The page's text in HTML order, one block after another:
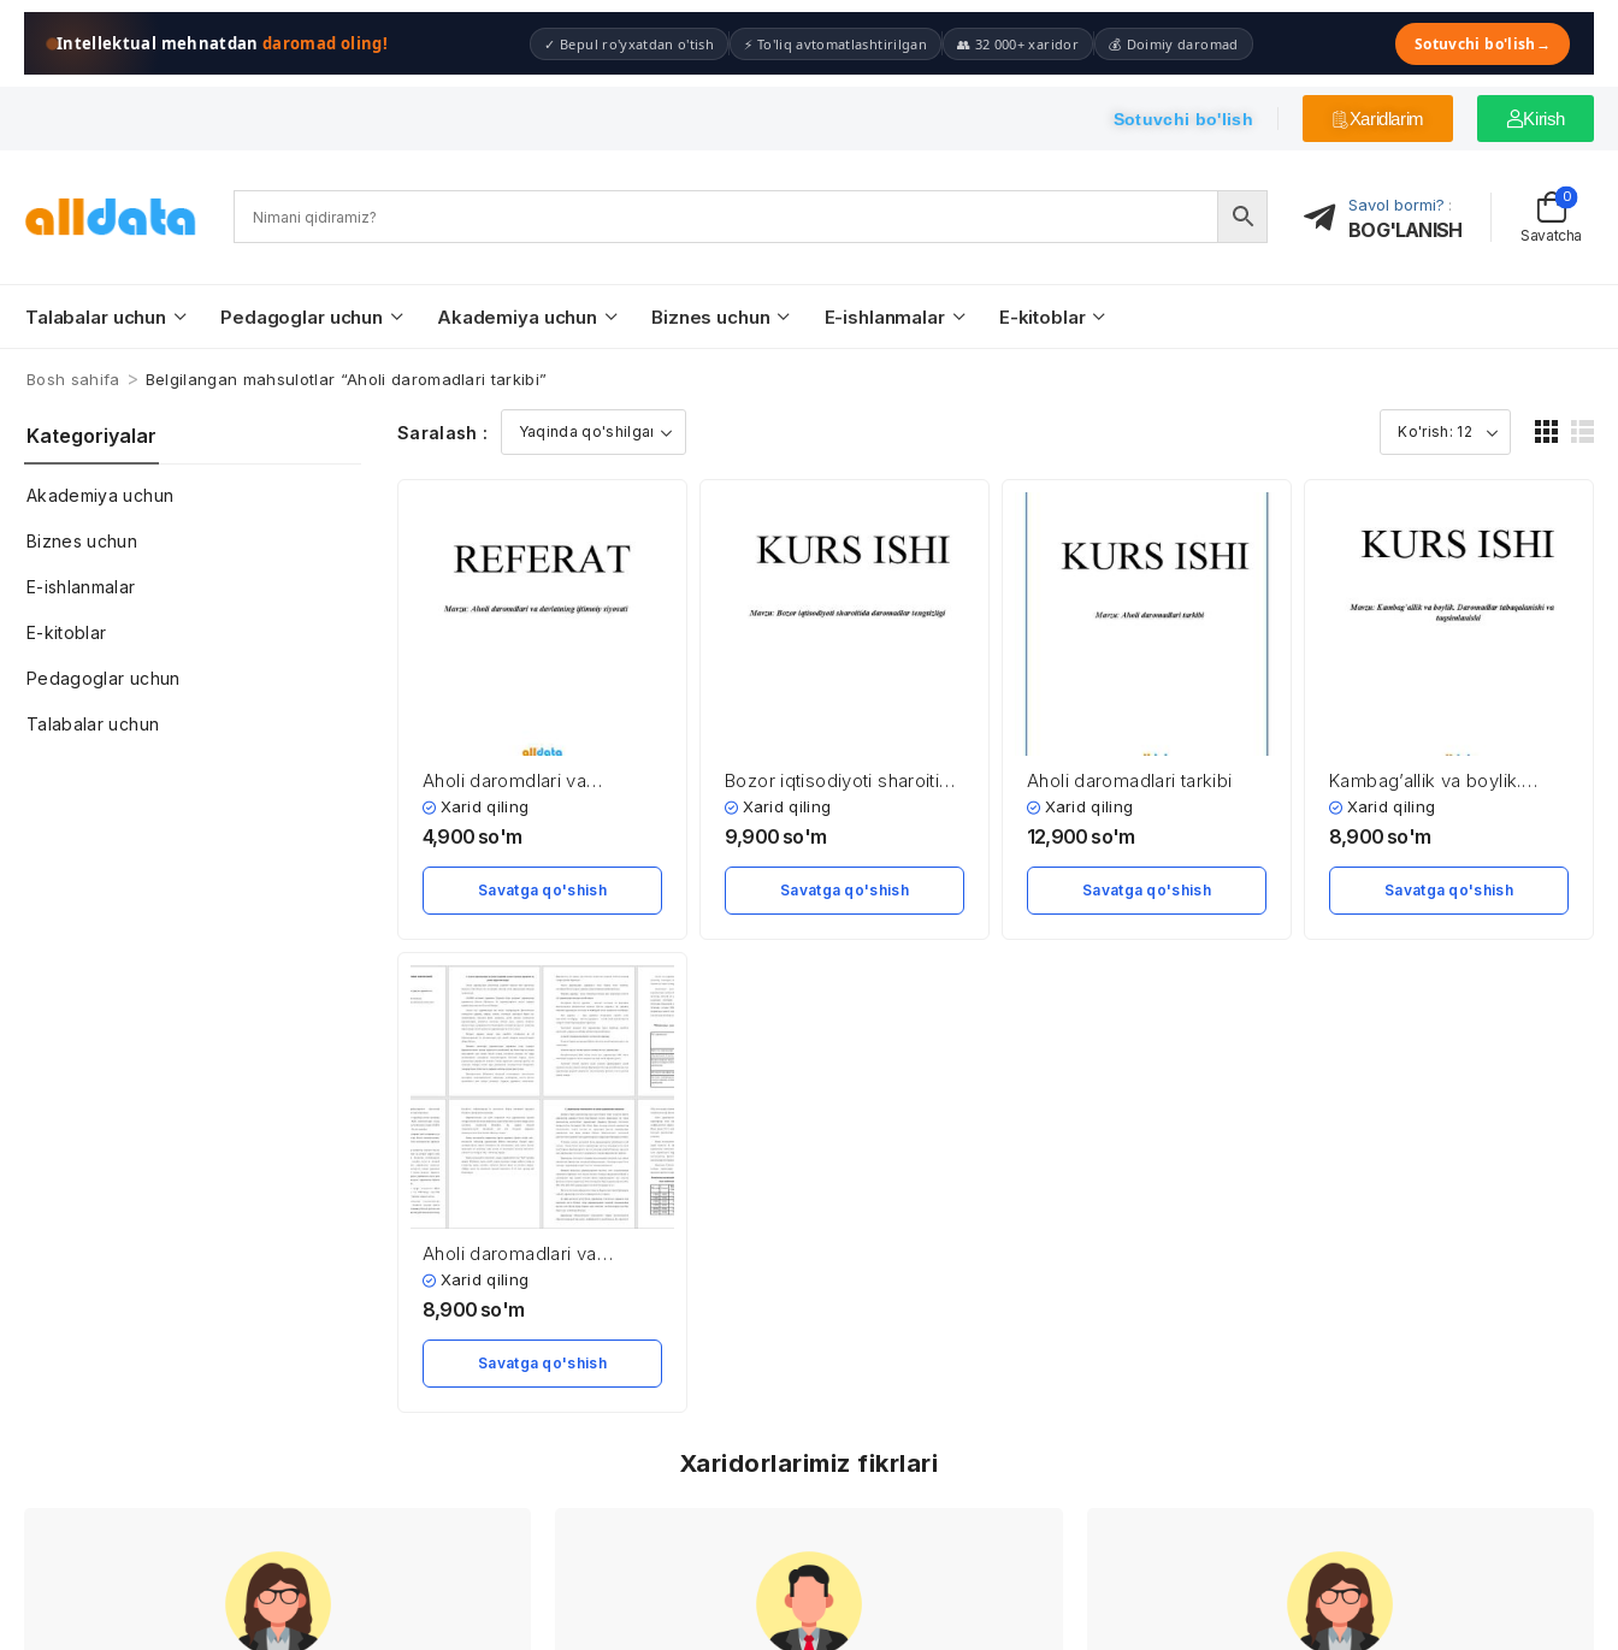
Intellektual mehnatdandaromad oling! ✓ Bepul ro'yxatdan o'tish ⚡ To'liq avtomatlashtirilgan 👥 32 000+ xaridor 💰 Doimiy daromad Sotuvchi bo'lish →
Sotuvchi bo'lish Xaridlarim Kirish
Savol bormi? :
BOG'LANISH Savatcha
0
Talabalar uchun Pedagoglar uchun Akademiya uchun Biznes uchun E-ishlanmalar E-kitoblar
Bosh sahifa > Belgilangan mahsulotlar “Aholi daromadlari tarkibi”
Kategoriyalar
Akademiya uchun
Biznes uchun
E-ishlanmalar
E-kitoblar
Pedagoglar uchun
Talabalar uchun
Saralash :
Aholi daromdlari va
davlatning ijtimoiy siyosati
Xarid qiling
4,900 so'm
Savatga qo'shish
Bozor iqtisodiyoti sharoitida
daromadlar tengsizligi
Xarid qiling
9,900 so'm
Savatga qo'shish
Aholi daromadlari tarkibi
Xarid qiling
12,900 so'm
Savatga qo'shish
Kambag’allik va boylik.
Daromadlar tabaqalanishi
va taqsimlanishi
Xarid qiling
8,900 so'm
Savatga qo'shish
Aholi daromadlari va
davlatning ijtimoiy siyosati
Xarid qiling
8,900 so'm
Savatga qo'shish
Xaridorlarimiz fikrlari